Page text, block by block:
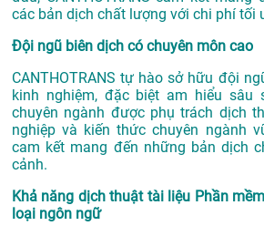
các bản dịch chất lượng với chi phí tối
Đội ngũ biên dịch có chuyên môn cao
CANTHOTRANS tự hào sở hữu đội
kinh nghiệm, đặc biệt am hiểu sâu
chuyên ngành được phụ trách dịch
nghiệp và kiến thức chuyên ngành
cam kết mang đến những bản dịch
cảnh.
Khả năng dịch thuật tài liệu Phần
loại ngôn ngữ